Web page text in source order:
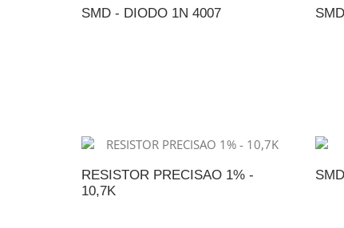
SMD - DIODO 1N 4007
RESISTOR PRECISAO 1% -
10,7K